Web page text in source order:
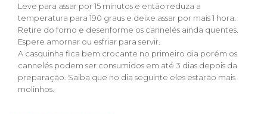
Leve para assar por 15 minutos e então reduza a
temperatura para 190 graus e deixe assar por mais 1 hora.
Retire do forno e desenforme os cannelés ainda quentes.
Espere amornar ou esfriar para servir.
A casquinha fica bem crocante no primeiro dia porém os
cannelés podem ser consumidos em até 3 dias depois da
preparação. Saiba que no dia seguinte eles estarão mais
molinhos.